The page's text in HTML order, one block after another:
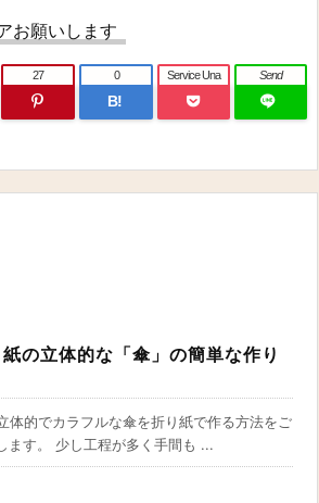
お願いします
27
B!
0 Service Una Send
の立体的な「傘」の簡単な作り
体的でカラフルな傘を折り紙で作る方法をご
ます。 少し工程が多く手間も ...